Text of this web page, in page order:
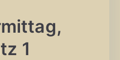
1